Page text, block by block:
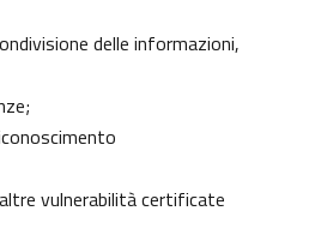
delle informazioni,
vulnerabilità certificate